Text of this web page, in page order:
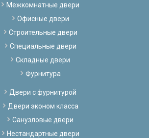
Межкомнатные двери
Офисные двери
Строительные двери
Специальные двери
Складные двери
Фурнитура
Двери с фурнитурой
Двери эконом класса
Санузловые двери
Нестандартные двери